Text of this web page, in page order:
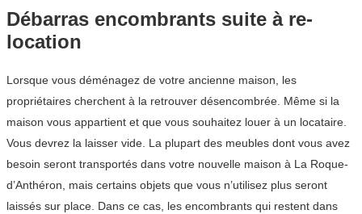
Débarras encombrants suite à re-
location
Lorsque vous déménagez de votre ancienne maison, les
propriétaires cherchent à la retrouver désencombrée. Même si la
maison vous appartient et que vous souhaitez louer à un locataire.
Vous devrez la laisser vide. La plupart des meubles dont vous avez
besoin seront transportés dans votre nouvelle maison à La Roque-
d’Anthéron, mais certains objets que vous n’utilisez plus seront
laissés sur place. Dans ce cas, les encombrants qui restent dans